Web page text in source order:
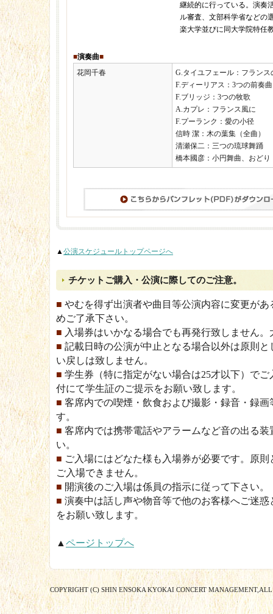
継続的に行っている。演奏
ル審査、文部科学省などの
楽大学並びに同大学院特任
■演奏曲■
花岡千春
G.タイユフェール：フランス
F.ディーリアス：3つの前奏曲
F.ブリッジ：3つの牧歌
A.カプレ：フランス風に
F.プーランク：愛の小径
信時 潔：木の葉集（全曲）
清瀬保二：三つの琉球舞踊
橋本國彦：小円舞曲、おどり
▲公演スケジュールトップページへ
チケットご購入・公演に際してのご注意。
■ やむを得ず出演者や曲目等公演内容に変更が
めご了承下さい。
■ 入場券はいかなる場合でも再発行致しません
■ 記載日時の公演が中止となる場合以外は原則
い戻しは致しません。
■ 学生券（特に指定がない場合は25才以下）で
付にて学生証のご提示をお願い致します。
■ 客席内での喫煙・飲食および撮影・録音・録
す。
■ 客席内では携帯電話やアラームなど音の出る
い。
■ ご入場にはどなた様も入場券が必要です。原
ご入場できません。
■ 開演後のご入場は係員の指示に従って下さい。
■ 演奏中は話し声や物音等で他のお客様へご迷
をお願い致します。
▲ ページトップへ
COPYRIGHT (C) SHIN ENSOKA KYOKAI CONCERT MANAGEMENT,ALL